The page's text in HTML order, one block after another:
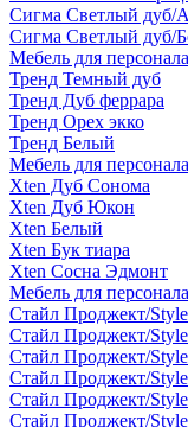
Сигма Светлый дуб/
Сигма Светлый дуб/
Мебель для
Тренд Темный дуб
Тренд Дуб феррара
Тренд Орех экко
Тренд Белый
Мебель для
Xten Дуб Сонома
Xten Дуб Юкон
Xten Белый
Xten Бук тиара
Xten Сосна Эдмонт
Мебель для
Стайл Проджект/
Стайл Проджект/
Стайл Проджект/
Стайл Проджект/
Стайл Проджект/
Стайл Проджект/